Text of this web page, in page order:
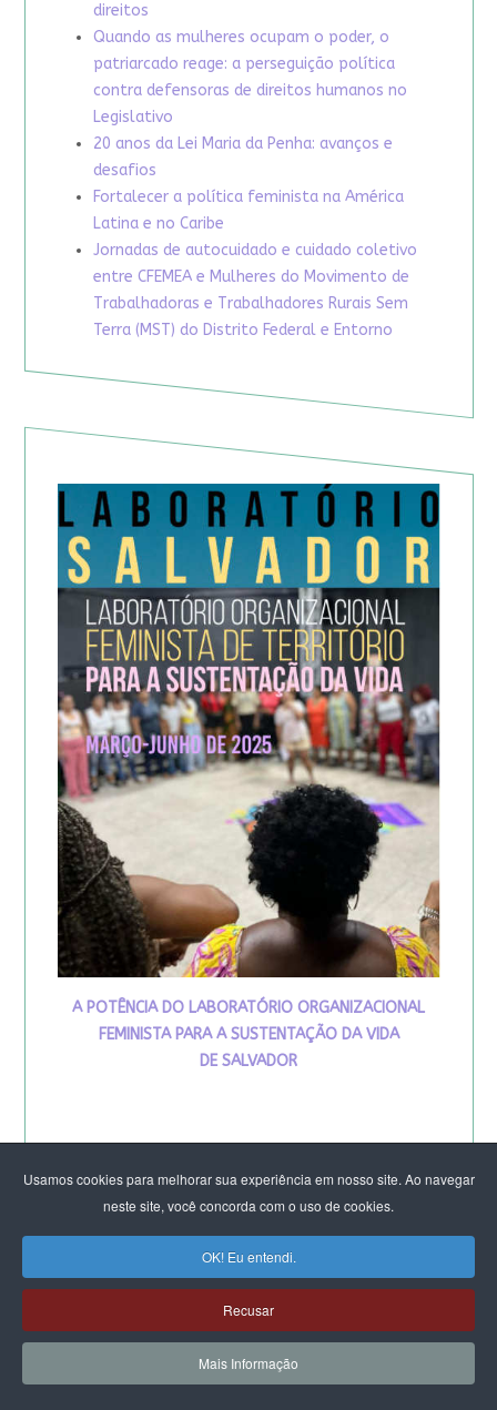
Usamos cookies para melhorar sua experiência em nosso site. Ao navegar
neste site, você concorda com o uso de cookies.
OK! Eu entendi.
Recusar
Mais Informação
direitos
Quando as mulheres ocupam o poder, o
patriarcado reage: a perseguição política
contra defensoras de direitos humanos no
Legislativo
20 anos da Lei Maria da Penha: avanços e
desafios
Fortalecer a política feminista na América
Latina e no Caribe
Jornadas de autocuidado e cuidado coletivo
entre CFEMEA e Mulheres do Movimento de
Trabalhadoras e Trabalhadores Rurais Sem
Terra (MST) do Distrito Federal e Entorno
A POTÊNCIA DO LABORATÓRIO ORGANIZACIONAL
FEMINISTA PARA A SUSTENTAÇÃO DA VIDA
DE SALVADOR
VIVA MARIA